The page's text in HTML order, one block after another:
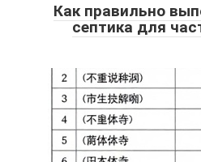
Как правильно
септика для